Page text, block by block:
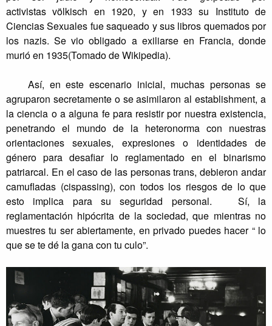
activistas völkisch en 1920, y en 1933 su Instituto de
Ciencias Sexuales fue saqueado y sus libros quemados por
los nazis. Se vio obligado a exiliarse en Francia, donde
murió en 1935(Tomado de Wikipedia).
Así, en este escenario inicial, muchas personas se
agruparon secretamente o se asimilaron al establishment, a
la ciencia o a alguna fe para resistir por nuestra existencia,
penetrando el mundo de la heteronorma con nuestras
orientaciones sexuales, expresiones o identidades de
género para desafiar lo reglamentado en el binarismo
patriarcal. En el caso de las personas trans, debieron andar
camufladas (cispassing), con todos los riesgos de lo que
esto implica para su seguridad personal. Sí, la
reglamentación hipócrita de la sociedad, que mientras no
muestres tu ser abiertamente, en privado puedes hacer “ lo
que se te dé la gana con tu culo”.